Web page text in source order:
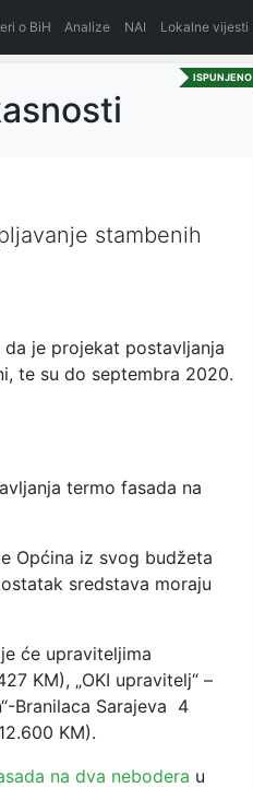
o BiH Analize NAI Lokalne vijesti
ISPUNJENO
stambenih
je projekat postavljanja
te su do septembra 2020.
termo fasada na
Općina iz svog budžeta
sredstava moraju
će upraviteljima
KM), „OKI upravitelj“ –
Branilaca Sarajeva 4
KM).
na dva nebodera u